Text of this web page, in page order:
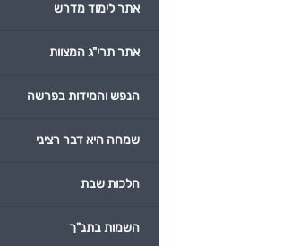
אתר לימוד מדרש
אתר תרי"ג המצוות
הנפש והמידות בפרשה
שמחה היא דבר רציני
הלכות שבת
השמות בתנ"ך